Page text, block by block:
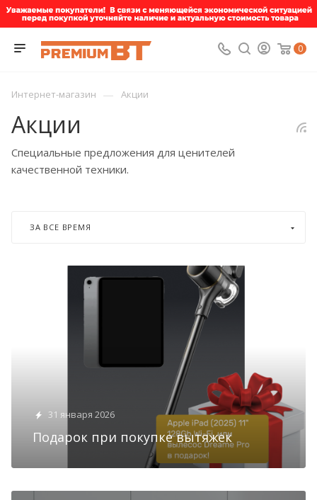
0
Интернет-магазин — Акции
Акции
Специальные предложения для ценителей
качественной техники.
ЗА ВСЕ ВРЕМЯ
31 января 2026
Подарок при покупке вытяжек